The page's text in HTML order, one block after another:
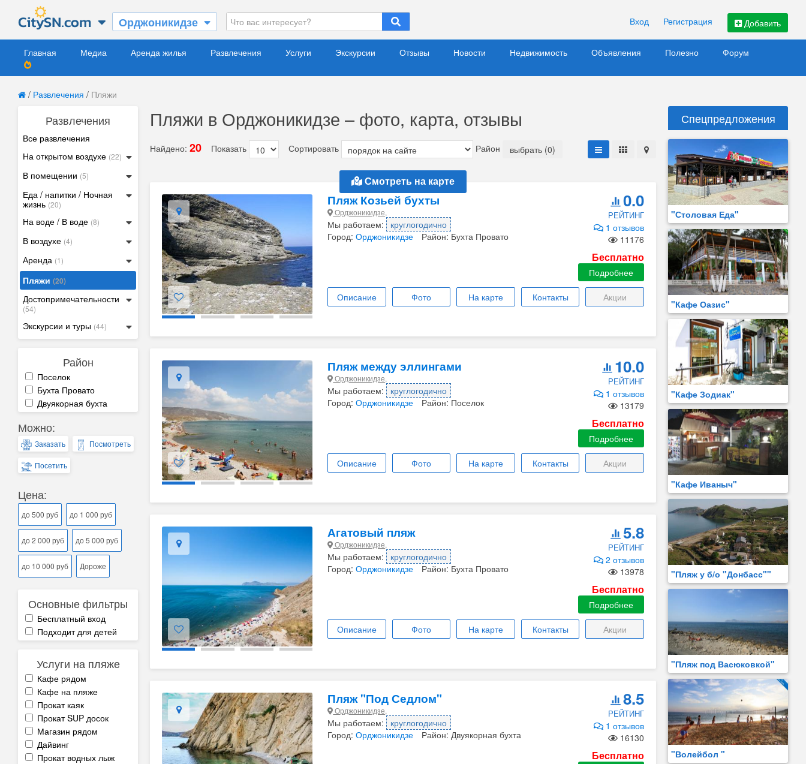
Орджоникидзе Добавить
Вход Регистрация
Главная Медиа Аренда жилья Развлечения Услуги Экскурсии Отзывы Новости Недвижимость Объявления Полезно Форум
/ Развлечения / Пляжи
Развлечения
Все развлечения
На открытом воздухе (22)
В помещении (5)
Еда / напитки / Ночная
жизнь (20)
На воде / В воде (8)
В воздухе (4)
Аренда (1)
Пляжи (20)
Достопримечательности
(54)
Экскурсии и туры (44)
Район
Поселок
Бухта Провато
Двуякорная бухта
Можно:
Заказать Посмотреть
Посетить
Цена:
до 500 руб до 1 000 руб
до 2 000 руб до 5 000 руб
до 10 000 руб Дороже
Основные фильтры
Бесплатный вход
Подходит для детей
Услуги на пляже
Кафе рядом
Кафе на пляже
Прокат каяк
Прокат SUP досок
Магазин рядом
Дайвинг
Прокат водных лыж
Пляжи в Орджоникидзе – фото, карта, отзывы
Найдено: 20 Показать Сортировать Район выбрать (0)
Смотреть на карте
Пляж Козьей бухты
Орджоникидзе,
Мы работаем: круглогодично
Город:Орджоникидзе Район: Бухта Провато
0.0
РЕЙТИНГ
1 отзывов
11176
Бесплатно
Подробнее
Описание Фото На карте Контакты Акции
Пляж между эллингами
Орджоникидзе,
Мы работаем: круглогодично
Город:Орджоникидзе Район: Поселок
10.0
РЕЙТИНГ
1 отзывов
13179
Бесплатно
Подробнее
Описание Фото На карте Контакты Акции
Агатовый пляж
Орджоникидзе,
Мы работаем: круглогодично
Город:Орджоникидзе Район: Бухта Провато
5.8
РЕЙТИНГ
2 отзывов
13978
Бесплатно
Подробнее
Описание Фото На карте Контакты Акции
Пляж "Под Седлом"
Орджоникидзе,
Мы работаем: круглогодично
Город:Орджоникидзе Район: Двуякорная бухта
8.5
РЕЙТИНГ
1 отзывов
16130
Бесплатно
Спецпредложения
"Столовая Еда"
"Кафе Оазис"
"Кафе Зодиак"
"Кафе Иваныч"
"Пляж у б/о "Донбасс""
"Пляж под Васюковкой"
"Волейбол "